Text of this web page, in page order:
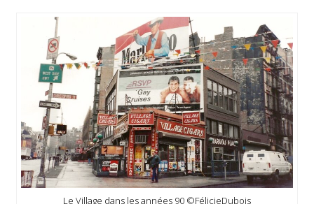
Le Village dans les années 90 ©FélicieDubois